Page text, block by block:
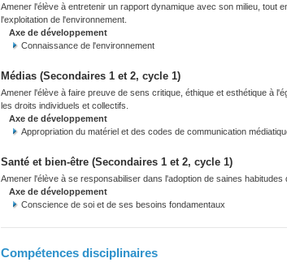
Amener l'élève à entretenir un rapport dynamique avec son milieu, tout
l'exploitation de l'environnement.
Axe de développement
Connaissance de l'environnement
Médias (Secondaires 1 et 2, cycle 1)
Amener l'élève à faire preuve de sens critique, éthique et esthétique à
les droits individuels et collectifs.
Axe de développement
Appropriation du matériel et des codes de communication
Santé et bien-être (Secondaires 1 et 2, cycle 1)
Amener l'élève à se responsabiliser dans l'adoption de saines
Axe de développement
Conscience de soi et de ses besoins fondamentaux
Compétences disciplinaires